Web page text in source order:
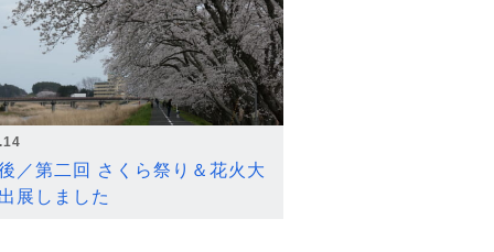
／第二回 さくら祭り＆花火大
展しました